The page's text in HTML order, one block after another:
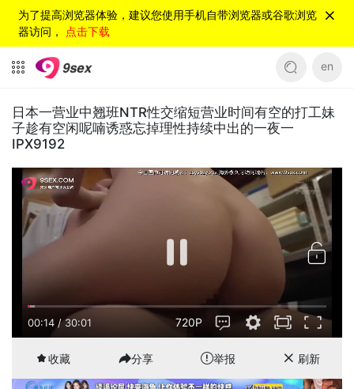
为了提高浏览器体验，建议您使用手机自带浏览器或谷歌浏览
器访问， 点击下载
en
日本一营业中翘班NTR性交缩短营业时间有空的打工妹
子趁有空闲呢喃诱惑忘掉理性持续中出的一夜一
IPX9192
00:14 /30:01 720P
收藏 分享 举报 刷新